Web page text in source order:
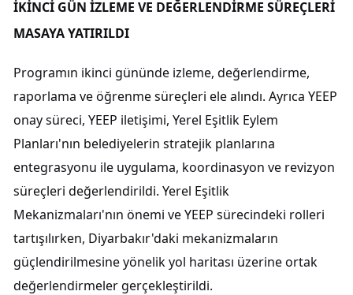
İKİNCİ GÜN İZLEME VE DEĞERLENDİRME SÜREÇLERİ
MASAYA YATIRILDI
Programın ikinci gününde izleme, değerlendirme,
raporlama ve öğrenme süreçleri ele alındı. Ayrıca YEEP
onay süreci, YEEP iletişimi, Yerel Eşitlik Eylem
Planları'nın belediyelerin stratejik planlarına
entegrasyonu ile uygulama, koordinasyon ve revizyon
süreçleri değerlendirildi. Yerel Eşitlik
Mekanizmaları'nın önemi ve YEEP sürecindeki rolleri
tartışılırken, Diyarbakır'daki mekanizmaların
güçlendirilmesine yönelik yol haritası üzerine ortak
değerlendirmeler gerçekleştirildi.